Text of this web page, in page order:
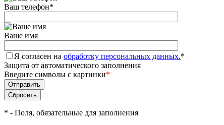
Ваш телефон*
Ваше имя
Я согласен на обработку персональных данных.*
Защита от автоматического заполнения
Введите символы с картинки*
* - Поля, обязательные для заполнения